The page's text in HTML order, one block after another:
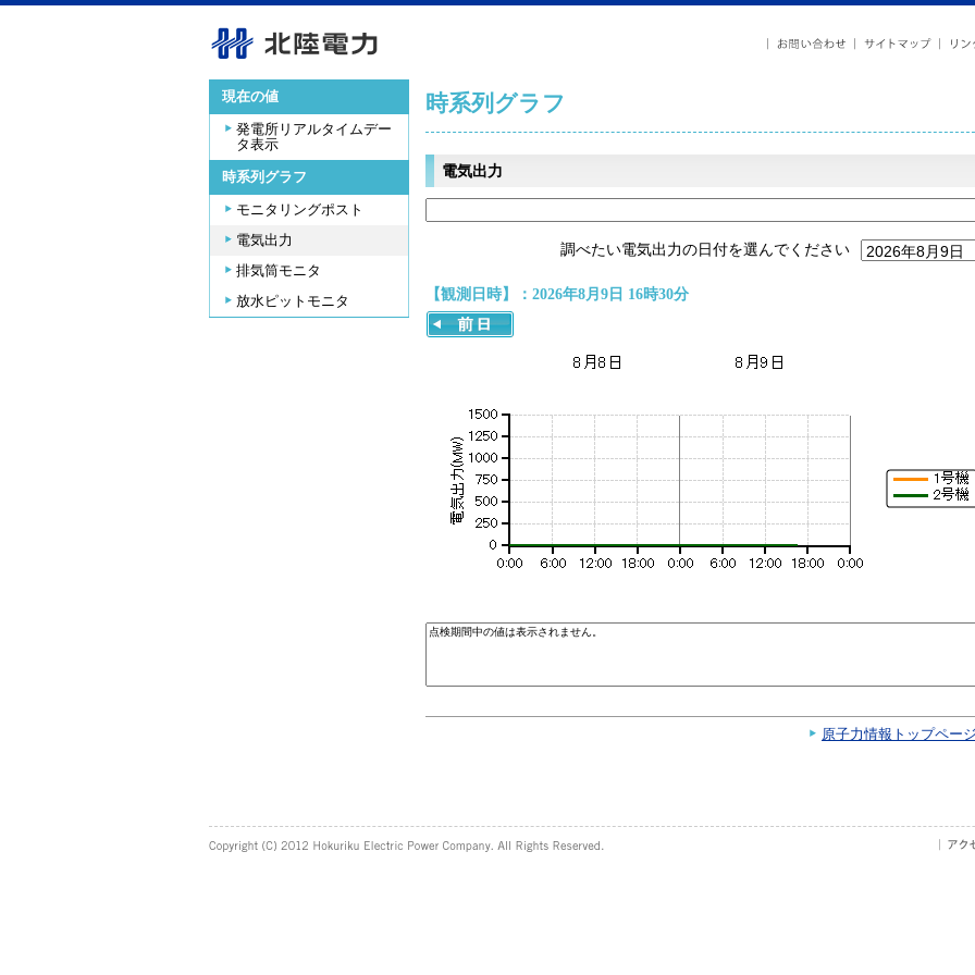
現在の値
発電所リアルタイムデー
タ表示
時系列グラフ
モニタリングポスト
電気出力
排気筒モニタ
放水ピットモニタ
時系列グラフ
電気出力
調べたい電気出力の日付を選んでください
【観測日時】：2026年8月9日 16時30分
原子力情報トップペー